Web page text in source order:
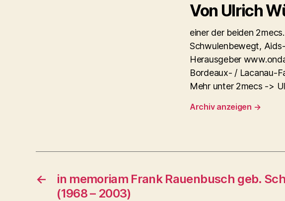
Von Ulrich
einer der beiden 2mecs.
Schwulenbewegt,
Herausgeber
Bordeaux- / Lacanau-
Mehr unter 2mecs ->
Archiv anzeigen →
←
in memoriam Frank Rauenbusch geb.
(1968 – 2003)